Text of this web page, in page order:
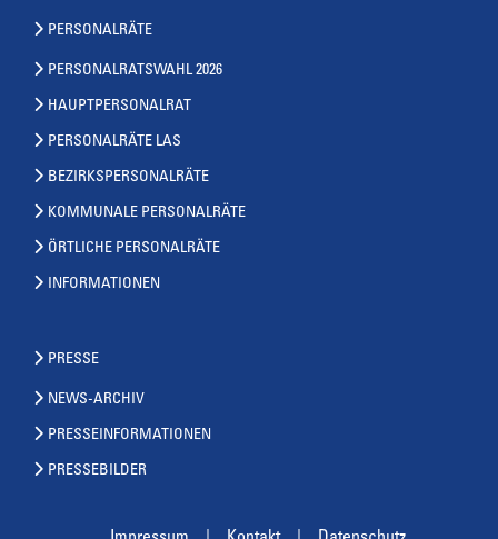
PERSONALRÄTE
PERSONALRATSWAHL 2026
HAUPTPERSONALRAT
PERSONALRÄTE LAS
BEZIRKSPERSONALRÄTE
KOMMUNALE PERSONALRÄTE
ÖRTLICHE PERSONALRÄTE
INFORMATIONEN
PRESSE
NEWS-ARCHIV
PRESSEINFORMATIONEN
PRESSEBILDER